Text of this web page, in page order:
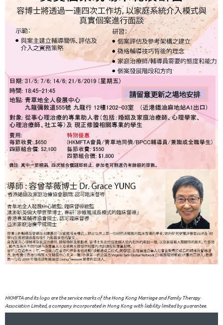
HKMFTA and its logo are the service marks of the Hong Kong Marriage and Family Therapy
Association Limited, a company incorporated in Hong Kong with liability limited by guarantee.